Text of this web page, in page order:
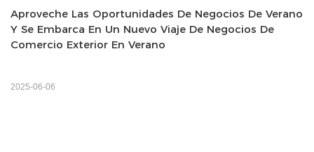
Aproveche Las Oportunidades De Negocios De Verano
Y Se Embarca En Un Nuevo Viaje De Negocios De
Comercio Exterior En Verano
2025-06-06